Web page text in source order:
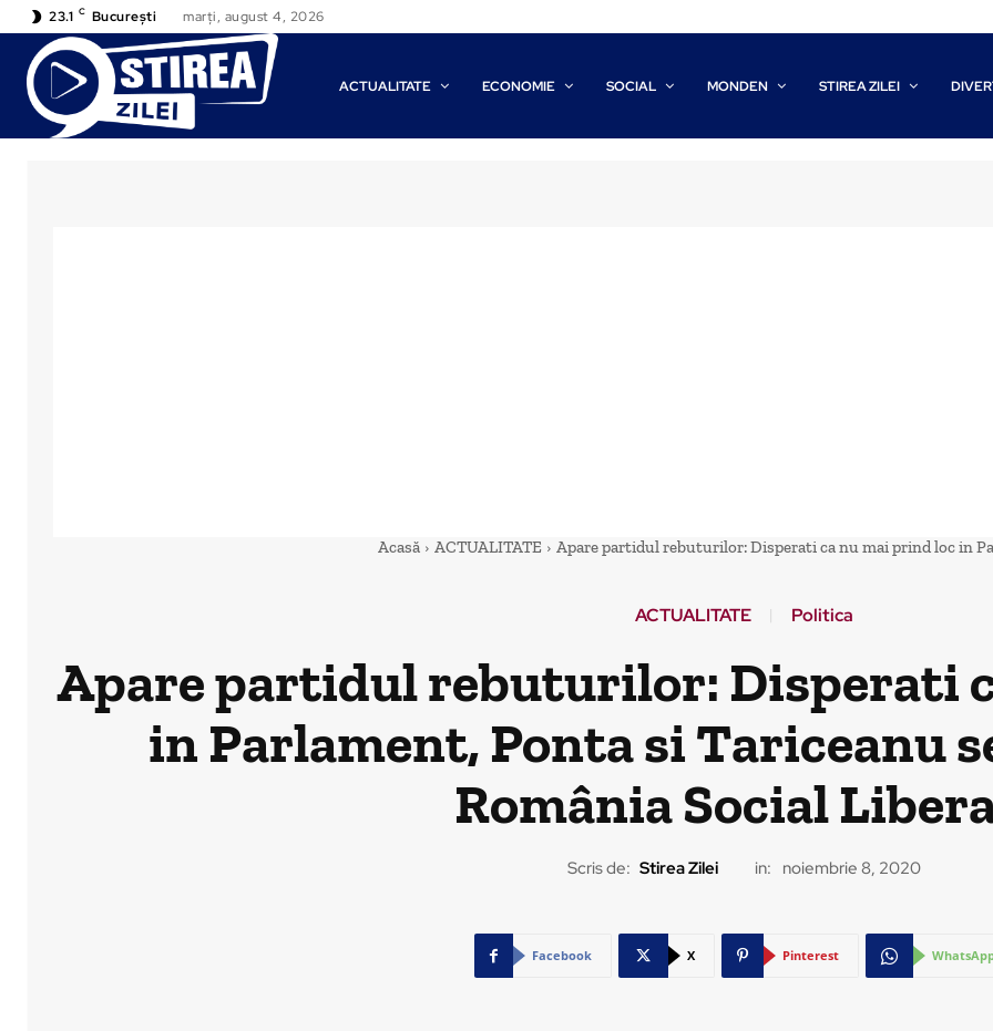
23.1 C București marți, august 4, 2026
ACTUALITATE ECONOMIE SOCIAL MONDEN STIREA ZILEI
Acasă ACTUALITATE Apare partidul rebuturilor: Disperati ca nu mai prind loc in
ACTUALITATE Politica
Apare partidul rebuturilor: Disperati
in Parlament, Ponta si Tariceanu
România Social
Scris de: Stirea Zilei in: noiembrie 8, 2020
Facebook X Pinterest